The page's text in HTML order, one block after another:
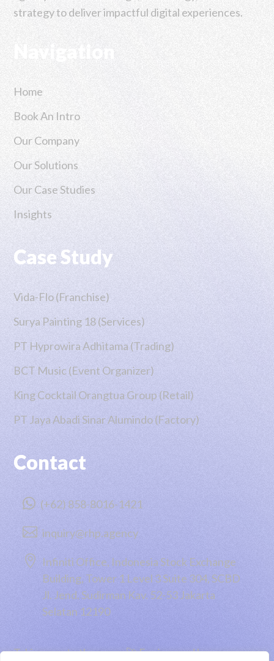
strategy to deliver impactful digital experiences.
Home
Book An Intro
Our Company
Our Solutions
Our Case Studies
Insights
Case Study
Vida-Flo (Franchise)
Surya Painting 18 (Services)
PT Hyprowira Adhitama (Trading)
BCT Music (Event Organizer)
King Cocktail Orangtua Group (Retail)
PT Jaya Abadi Sinar Alumindo (Factory)
Contact
 (+62) 858-8016-1421
 inquiry@rhp.agency
 Infiniti Office, Indonesia Stock Exchange
Building, Tower 1 Level 3 Suite 304, SCBD
Jl. Jend. Sudirman Kav. 52-53 Jakarta
Selatan 12190
Taking you to the moon 🚀 Engineered by